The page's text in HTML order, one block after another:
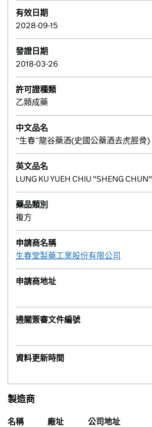
有效日期
2028-09-15
發證日期
2018-03-26
許可證種類
乙類成藥
中文品名
“生春”龍谷藥酒(史國公藥酒去虎脛骨)
英文品名
LUNG KU YUEH CHIU "SHENG CHUN"
藥品類別
複方
申請商名稱
生春堂製藥工業股份有限公司
申請商地址
通關簽審文件編號
資料更新時間
製造商
名稱 廠址 公司地址